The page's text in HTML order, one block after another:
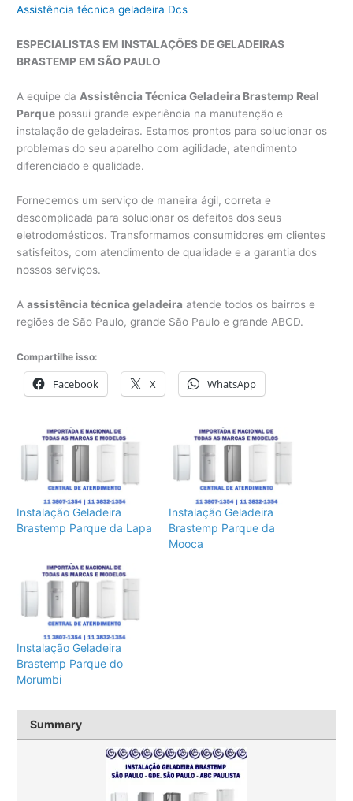
Assistência técnica geladeira Dcs
ESPECIALISTAS EM INSTALAÇÕES DE GELADEIRAS
BRASTEMP EM SÃO PAULO
A equipe da Assistência Técnica Geladeira Brastemp Real
Parque possui grande experiência na manutenção e
instalação de geladeiras. Estamos prontos para solucionar os
problemas do seu aparelho com agilidade, atendimento
diferenciado e qualidade.
Fornecemos um serviço de maneira ágil, correta e
descomplicada para solucionar os defeitos dos seus
eletrodomésticos. Transformamos consumidores em clientes
satisfeitos, com atendimento de qualidade e a garantia dos
nossos serviços.
Aassistência técnica geladeira atende todos os bairros e
regiões de São Paulo, grande São Paulo e grande ABCD.
Compartilhe isso:
Facebook X WhatsApp
Instalação Geladeira
Brastemp Parque da Lapa
Instalação Geladeira
Brastemp Parque da
Mooca
Instalação Geladeira
Brastemp Parque do
Morumbi
Summary